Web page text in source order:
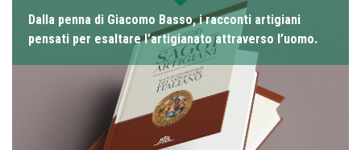
Dalla penna di Giacomo Basso, i racconti artigiani
pensati per esaltare l’artigianato attraverso l’uomo.